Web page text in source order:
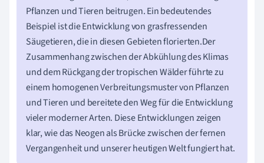
Pflanzen und Tieren beitrugen. Ein bedeutendes
Beispiel ist die Entwicklung von grasfressenden
Säugetieren, die in diesen Gebieten florierten.Der
Zusammenhang zwischen der Abkühlung des Klimas
und dem Rückgang der tropischen Wälder führte zu
einem homogenen Verbreitungsmuster von Pflanzen
und Tieren und bereitete den Weg für die Entwicklung
vieler moderner Arten. Diese Entwicklungen zeigen
klar, wie das Neogen als Brücke zwischen der fernen
Vergangenheit und unserer heutigen Welt fungiert hat.